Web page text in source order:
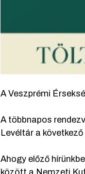
A Veszprémi
A többnapos
Levéltár a
Ahogy előző
között a Nemzeti